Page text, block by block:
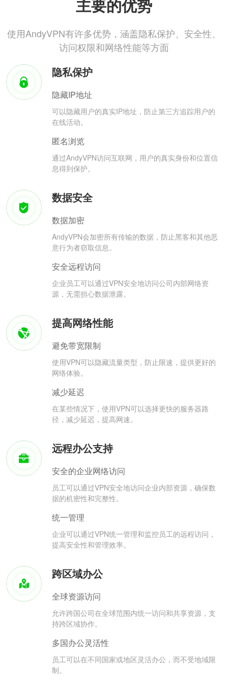
主要的优势
使用AndyVPN有许多优势，涵盖隐私保护、安全性、
访问权限和网络性能等方面
隐私保护
隐藏IP地址
可以隐藏用户的真实IP地址，防止第三方追踪用户的
在线活动。
匿名浏览
通过AndyVPN访问互联网，用户的真实身份和位置信
息得到保护。
数据安全
数据加密
AndyVPN会加密所有传输的数据，防止黑客和其他恶
意行为者窃取信息。
安全远程访问
企业员工可以通过VPN安全地访问公司内部网络资
源，无需担心数据泄露。
提高网络性能
避免带宽限制
使用VPN可以隐藏流量类型，防止限速，提供更好的
网络体验。
减少延迟
在某些情况下，使用VPN可以选择更快的服务器路
径，减少延迟，提高网速。
远程办公支持
安全的企业网络访问
员工可以通过VPN安全地访问企业内部资源，确保数
据的机密性和完整性。
统一管理
企业可以通过VPN统一管理和监控员工的远程访问，
提高安全性和管理效率。
跨区域办公
全球资源访问
允许跨国公司在全球范围内统一访问和共享资源，支
持跨区域协作。
多国办公灵活性
员工可以在不同国家或地区灵活办公，而不受地域限
制。